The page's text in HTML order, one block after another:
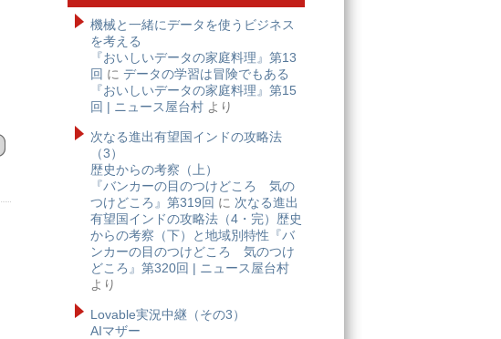
機械と一緒にデータを使うビジネス
を考える
『おいしいデータの家庭料理』第13
回 に データの学習は冒険でもある
『おいしいデータの家庭料理』第15
回 | ニュース屋台村 より
次なる進出有望国インドの攻略法
（3）
歴史からの考察（上）
『バンカーの目のつけどころ 気の
つけどころ』第319回 に 次なる進出
有望国インドの攻略法（4・完）歴史
からの考察（下）と地域別特性『バ
ンカーの目のつけどころ 気のつけ
どころ』第320回 | ニュース屋台村
より
Lovable実況中継（その3）
AIマザー